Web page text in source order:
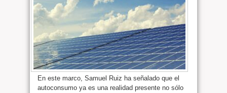
En este marco, Samuel Ruiz ha señalado que el
autoconsumo ya es una realidad presente no sólo